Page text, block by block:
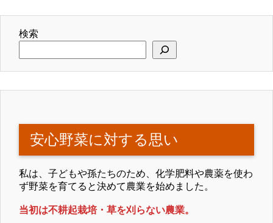
検索
安心野菜に対する思い
私は、子どもや孫たちのため、化学肥料や農薬を使わ
ず野菜を育てると決めて農業を始めました。
当初は不耕起栽培・草を刈らない農業。